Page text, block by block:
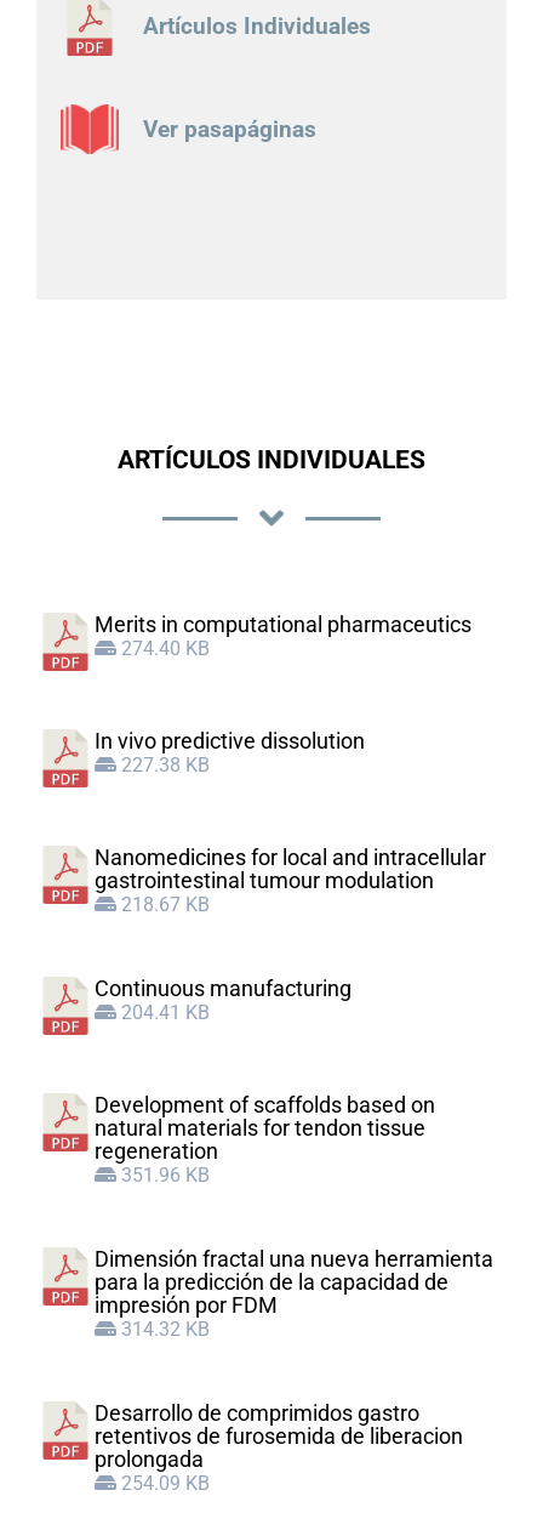
Artículos Individuales
Ver pasapáginas
ARTÍCULOS INDIVIDUALES
Merits in computational pharmaceutics
274.40 KB
In vivo predictive dissolution
227.38 KB
Nanomedicines for local and intracellular
gastrointestinal tumour modulation
218.67 KB
Continuous manufacturing
204.41 KB
Development of scaffolds based on
natural materials for tendon tissue
regeneration
351.96 KB
Dimensión fractal una nueva herramienta
para la predicción de la capacidad de
impresión por FDM
314.32 KB
Desarrollo de comprimidos gastro
retentivos de furosemida de liberacion
prolongada
254.09 KB